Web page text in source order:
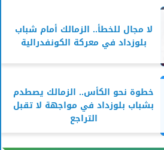
لا مجال للخطأ.. الزمالك أمام شباب
بلوزداد في معركة الكونفدرالية
خطوة نحو الكأس.. الزمالك يصطدم
بشباب بلوزداد في مواجهة لا تقبل
التراجع